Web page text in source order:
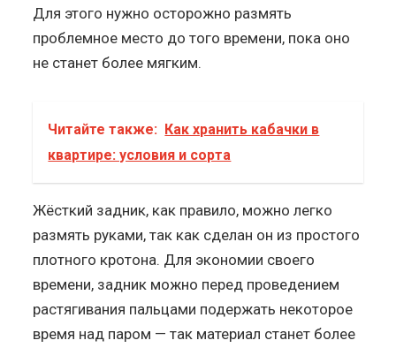
Для этого нужно осторожно размять
проблемное место до того времени, пока оно
не станет более мягким.
Читайте также: Как хранить кабачки в
квартире: условия и сорта
Жёсткий задник, как правило, можно легко
размять руками, так как сделан он из простого
плотного кротона. Для экономии своего
времени, задник можно перед проведением
растягивания пальцами подержать некоторое
время над паром — так материал станет более